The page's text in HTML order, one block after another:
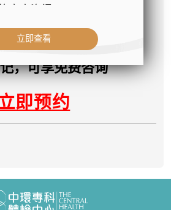
美容效果
，可享免费咨询
即预约
中环专科体检中心（The
皇后大道中99号中环中
室（中环港铁站出口
(852) 3180 9809
而优质的体检服务，一
立即查看